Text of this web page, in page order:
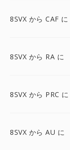
8SVX から CAF に
8SVX から RA に
8SVX から PRC に
8SVX から AU に